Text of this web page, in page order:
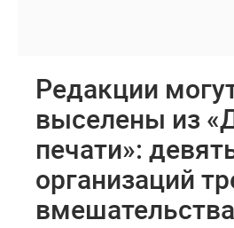
Редакции
выселены из
печати»:
организаций